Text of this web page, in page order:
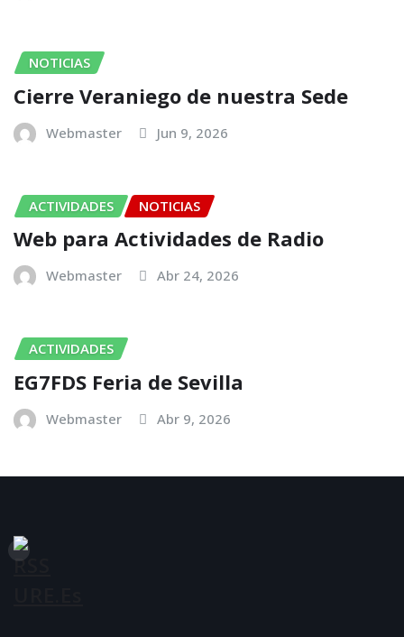
NOTICIAS
Cierre Veraniego de nuestra Sede
Webmaster Jun 9, 2026
ACTIVIDADES NOTICIAS
Web para Actividades de Radio
Webmaster Abr 24, 2026
ACTIVIDADES
EG7FDS Feria de Sevilla
Webmaster Abr 9, 2026